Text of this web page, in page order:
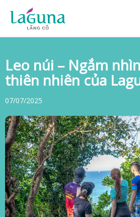
content
Leo núi – Ngắm
thiên nhiên của
07/07/2025